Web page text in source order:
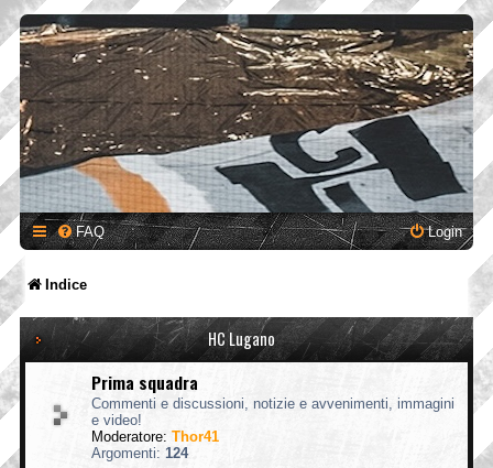
FAQ Login
Indice
HC Lugano
Prima squadra
Commenti e discussioni, notizie e avvenimenti, immagini
e video!
Moderatore: Thor41
Argomenti: 124